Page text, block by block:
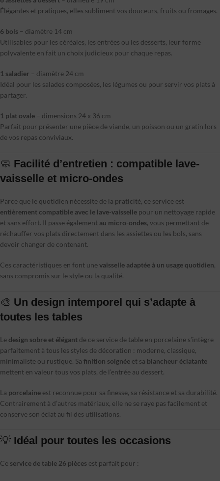
Élégantes et pratiques, elles subliment vos douceurs, fruits ou fromages.
6 bols – diamètre 14 cm
Utilisables pour les céréales, les entrées ou les desserts, leur forme
polyvalente en fait un choix judicieux pour chaque repas.
1 saladier – diamètre 24 cm
Idéal pour les salades composées, les légumes ou pour servir vos plats à
partager.
1 plat ovale – dimensions 24 x 36 cm
Parfait pour présenter une pièce de viande, un poisson ou un gratin lors
de vos repas conviviaux.
🧼 Facilité d’entretien : compatible lave-
vaisselle et micro-ondes
Parce que le quotidien nécessite de la praticité, ce service est
entièrement compatible avec le lave-vaisselle pour un nettoyage rapide
et sans effort. Il passe également au micro-ondes, vous permettant de
réchauffer vos plats directement dans les assiettes ou les bols, sans
devoir changer de contenant.
Ces caractéristiques en font unevaisselle adaptée à un usage quotidien,
sans compromis sur le style ou la qualité.
🎨 Un design intemporel qui s’adapte à
toutes les tables
Le design sobre et élégant de ce service de table en porcelaine s’intègre
parfaitement à tous les styles de décoration : moderne, classique,
minimaliste ou rustique. Sa finition soignée et sa blancheur éclatante
mettent en valeur tous vos plats, de l’entrée au dessert.
La porcelaine est reconnue pour sa finesse, sa résistance et sa durabilité.
Contrairement à d’autres matériaux, elle ne se raye pas facilement et
conserve son éclat au fil des utilisations.
💡 Idéal pour toutes les occasions
Ce service de table 26 pièces est parfait pour :